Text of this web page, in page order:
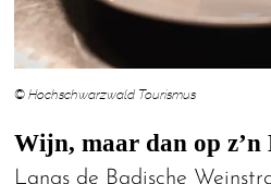
© Hochschwarzwald Tourismus
Wijn, maar dan op z’n
Langs de Badische